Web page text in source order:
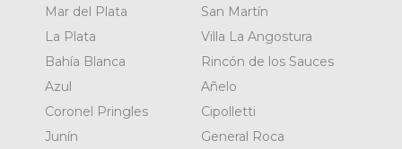
Mar del Plata
La Plata
Bahía Blanca
Azul
Coronel Pringles
Junín
San Martín
Villa La Angostura
Rincón de los Sauces
Añelo
Cipolletti
General Roca